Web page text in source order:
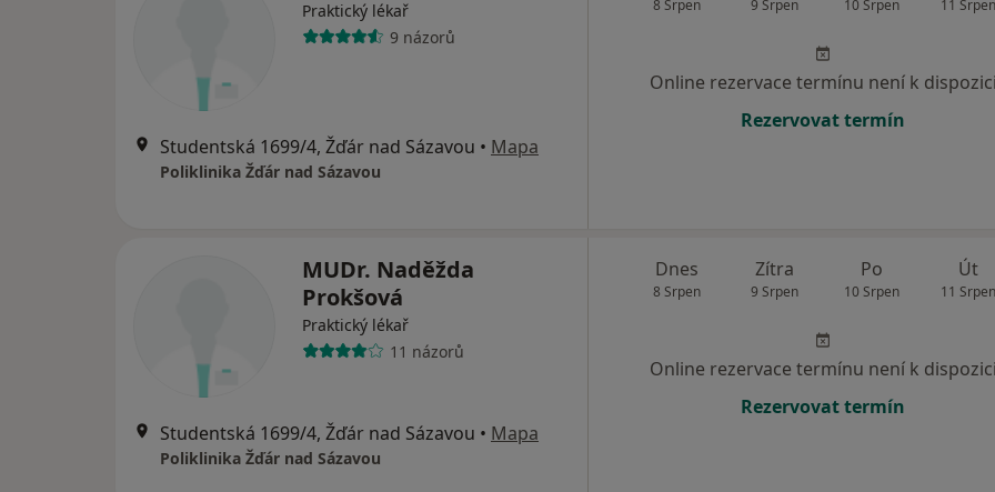
Praktický lékař
9 názorů
Studentská 1699/4, Žďár nad Sázavou • Mapa
Poliklinika Žďár nad Sázavou
8 Srpen 9 Srpen 10 Srpen 11 Srpen
Online rezervace termínu není k dispozici
Rezervovat termín
MUDr. Naděžda
Prokšová
Praktický lékař
11 názorů
Studentská 1699/4, Žďár nad Sázavou • Mapa
Poliklinika Žďár nad Sázavou
Dnes
8 Srpen
Zítra
9 Srpen
Po
10 Srpen
Út
11 Srpen
Online rezervace termínu není k dispozici
Rezervovat termín